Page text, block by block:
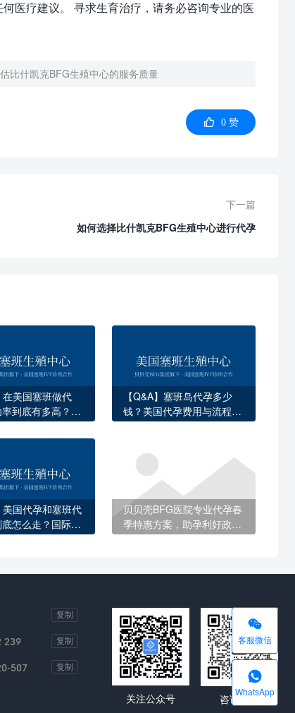
医疗建议。 寻求生育治疗，请务必咨询专业的医
比什凯克BFG生殖中心的服务质量
 0 赞
下一篇
如何选择比什凯克BFG生殖中心进行代孕
在美国塞班做代
到底有多高？看
【Q&A】塞班岛代孕多少
钱？美国代孕费用与流程全
美国代孕和塞班代
怎么走？国际家
贝贝壳BFG医院专业代孕春
季特惠方案，助孕利好政策

客服微信

WhatsApp
复制
239 复制
507 复制
关注公众号 咨询客服